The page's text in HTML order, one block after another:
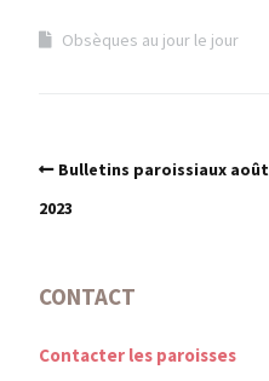
Obsèques au jour le jour
Bulletins paroissiaux août
2023
CONTACT
Contacter les paroisses